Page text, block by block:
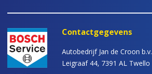
Contactgegevens
Autobedrijf Jan de Croon b.v.
Leigraaf 44, 7391 AL Twello